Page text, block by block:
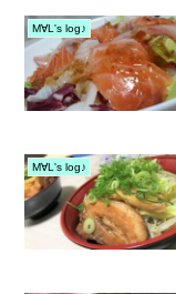
M∀L's log♪
M∀L's log♪